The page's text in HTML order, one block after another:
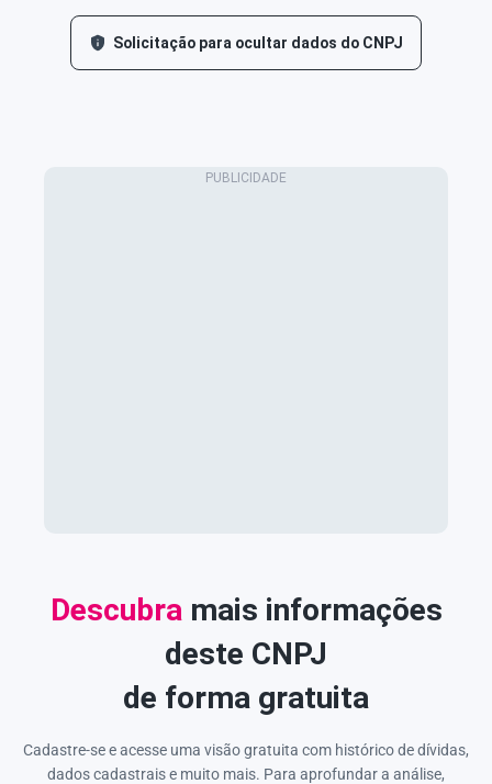
Solicitação para ocultar dados do CNPJ
Descubra mais informações
deste CNPJ
de forma gratuita
Cadastre-se e acesse uma visão gratuita com histórico de dívidas,
dados cadastrais e muito mais. Para aprofundar a análise,